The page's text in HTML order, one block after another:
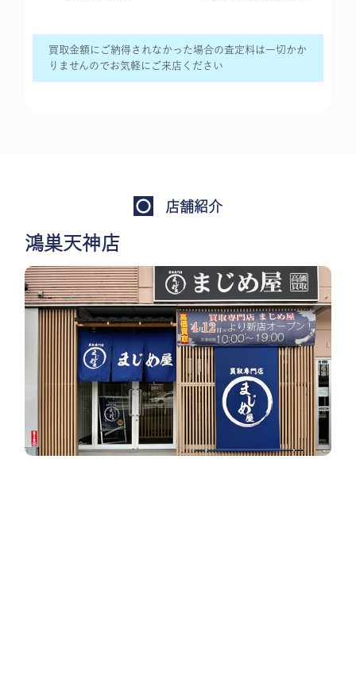
買取金額にご納得されなかった場合の査定料は一切かか
りませんのでお気軽にご来店ください
店舗紹介
鴻巣天神店